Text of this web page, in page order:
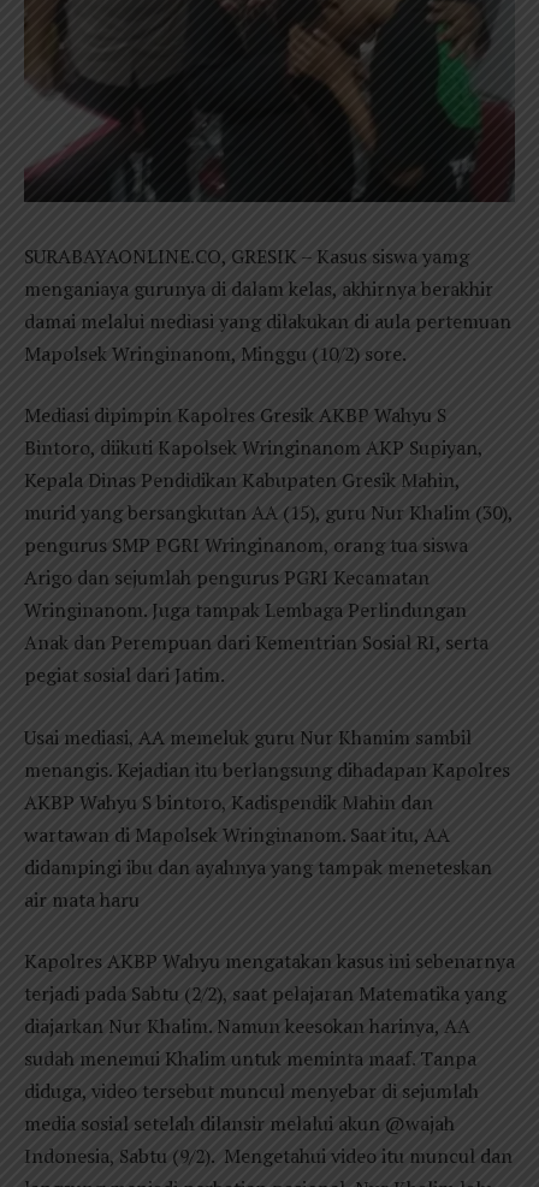
SURABAYAONLINE.CO, GRESIK – Kasus siswa yamg
menganiaya gurunya di dalam kelas, akhirnya berakhir
damai melalui mediasi yang dilakukan di aula pertemuan
Mapolsek Wringinanom, Minggu (10/2) sore.
Mediasi dipimpin Kapolres Gresik AKBP Wahyu S
Bintoro, diikuti Kapolsek Wringinanom AKP Supiyan,
Kepala Dinas Pendidikan Kabupaten Gresik Mahin,
murid yang bersangkutan AA (15), guru Nur Khalim (30),
pengurus SMP PGRI Wringinanom, orang tua siswa
Arigo dan sejumlah pengurus PGRI Kecamatan
Wringinanom. Juga tampak Lembaga Perlindungan
Anak dan Perempuan dari Kementrian Sosial RI, serta
pegiat sosial dari Jatim.
Usai mediasi, AA memeluk guru Nur Khamim sambil
menangis. Kejadian itu berlangsung dihadapan Kapolres
AKBP Wahyu S bintoro, Kadispendik Mahin dan
wartawan di Mapolsek Wringinanom. Saat itu, AA
didampingi ibu dan ayahnya yang tampak meneteskan
air mata haru
Kapolres AKBP Wahyu mengatakan kasus ini sebenarnya
terjadi pada Sabtu (2/2), saat pelajaran Matematika yang
diajarkan Nur Khalim. Namun keesokan harinya, AA
sudah menemui Khalim untuk meminta maaf. Tanpa
diduga, video tersebut muncul menyebar di sejumlah
media sosial setelah dilansir melalui akun @wajah
Indonesia, Sabtu (9/2). Mengetahui video itu muncul dan